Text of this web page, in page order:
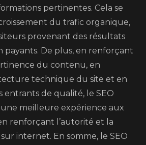
pertinentes. Cela se
du trafic organique,
provenant des résultats
payants. De plus, en renforçant
du contenu, en
technique du site et en
entrants de qualité, le SEO
meilleure expérience aux
renforçant l’autorité et la
internet. En somme, le SEO